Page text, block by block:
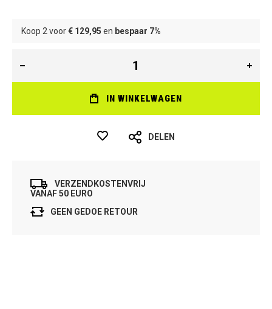
Koop 2 voor€ 129,95 en bespaar 7%
IN WINKELWAGEN
DELEN
VERZENDKOSTENVRIJ
VANAF 50 EURO
GEEN GEDOE RETOUR